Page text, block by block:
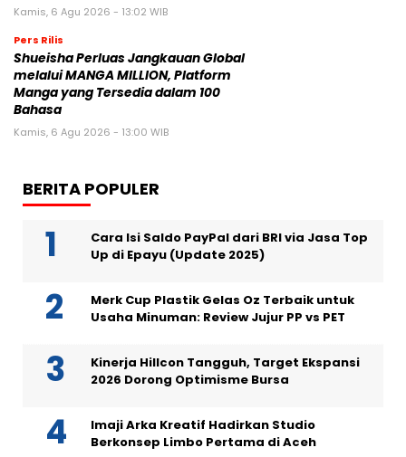
Kamis, 6 Agu 2026 - 13:02 WIB
Pers Rilis
Shueisha Perluas Jangkauan Global
melalui MANGA MILLION, Platform
Manga yang Tersedia dalam 100
Bahasa
Kamis, 6 Agu 2026 - 13:00 WIB
BERITA POPULER
Cara Isi Saldo PayPal dari BRI via Jasa Top
Up di Epayu (Update 2025)
Merk Cup Plastik Gelas Oz Terbaik untuk
Usaha Minuman: Review Jujur PP vs PET
Kinerja Hillcon Tangguh, Target Ekspansi
2026 Dorong Optimisme Bursa
Imaji Arka Kreatif Hadirkan Studio
Berkonsep Limbo Pertama di Aceh